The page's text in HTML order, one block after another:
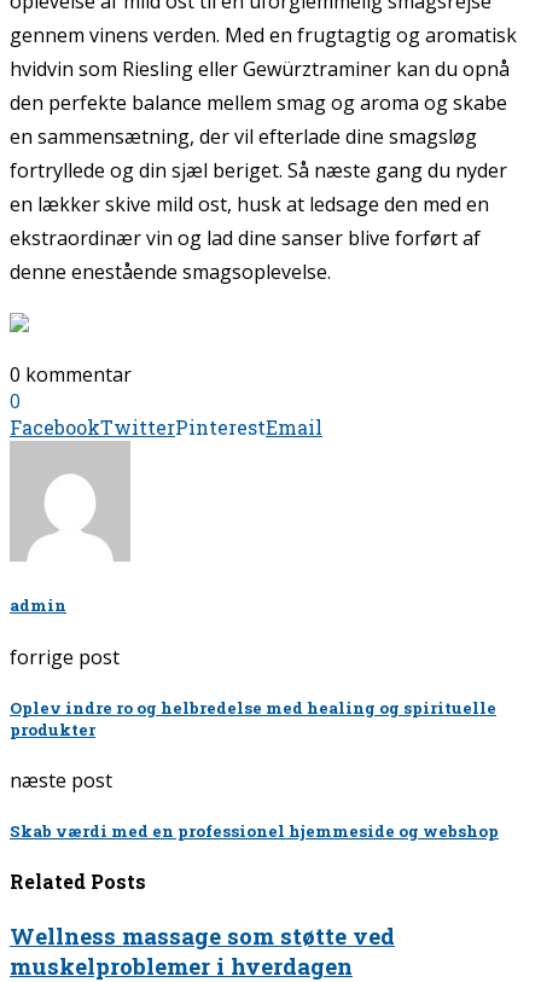
gennem vinens verden. Med en frugtagtig og aromatisk
hvidvin som Riesling eller Gewürztraminer kan du opnå
den perfekte balance mellem smag og aroma og skabe
en sammensætning, der vil efterlade dine smagsløg
fortryllede og din sjæl beriget. Så næste gang du nyder
en lækker skive mild ost, husk at ledsage den med en
ekstraordinær vin og lad dine sanser blive forført af
denne enestående smagsoplevelse.
0 kommentar
0
FacebookTwitterPinterestEmail
admin
forrige post
Oplev indre ro og helbredelse med healing og spirituelle
produkter
næste post
Skab værdi med en professionel hjemmeside og webshop
Related Posts
Wellness massage som støtte ved
muskelproblemer i hverdagen